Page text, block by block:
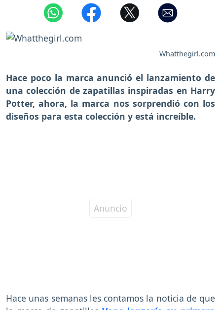
Whatthegirl.com
Hace poco la marca anunció el lanzamiento de
una colección de zapatillas inspiradas en Harry
Potter, ahora, la marca nos sorprendió con los
diseños para esta colección y está increíble.
Hace unas semanas les contamos la noticia de que